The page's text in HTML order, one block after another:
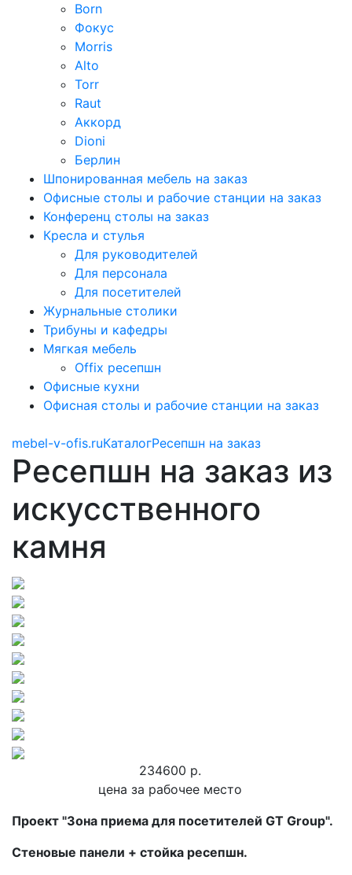
Born
Фокус
Morris
Alto
Torr
Raut
Аккорд
Dioni
Берлин
Шпонированная мебель на заказ
Офисные столы и рабочие станции на заказ
Конференц столы на заказ
Кресла и стулья
Для руководителей
Для персонала
Для посетителей
Журнальные столики
Трибуны и кафедры
Мягкая мебель
Offix ресепшн
Офисные кухни
Офисная столы и рабочие станции на заказ
mebel-v-ofis.ruКаталогРесепшн на заказ
Ресепшн на заказ из
искусственного
камня
234600 р.
цена за рабочее место
Проект "Зона приема для посетителей GT Group".
Стеновые панели + стойка ресепшн.